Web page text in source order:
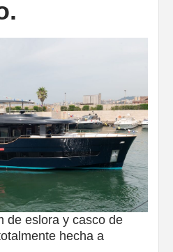
de eslora y casco de
hecha a